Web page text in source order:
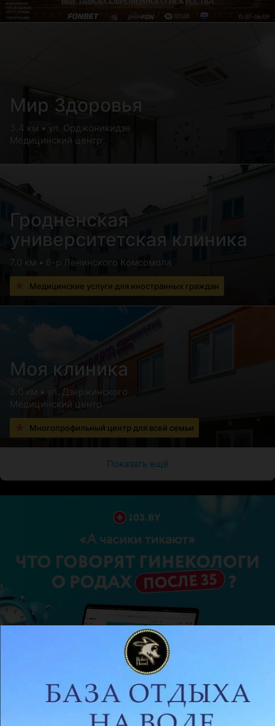
Мир Здоровья
3.4 км • ул. Орджоникидзе
Медицинский центр
Гродненская
университетская клиника
7.0 км • б-р Ленинского Комсомола
Медицинские услуги для иностранных граждан
Моя клиника
8.0 км • ул. Дзержинского
Медицинский центр
Многопрофильный центр для всей семьи
Показать ещё